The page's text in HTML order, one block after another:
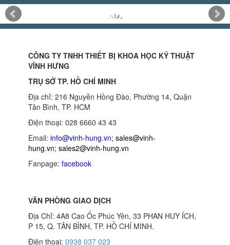
CÔNG TY TNHH THIẾT BỊ KHOA HỌC KỸ THUẬT
VĨNH HƯNG
TRỤ SỞ TP. HỒ CHÍ MINH
Địa chỉ: 216 Nguyễn Hồng Đào, Phường 14, Quận
Tân Bình, TP. HCM
Điện thoại: 028 6660 43 43
Email: info@vinh-hung.vn; sales@vinh-
hung.vn; sales2@vinh-hung.vn
Fanpage: facebook
VĂN PHÒNG GIAO DỊCH
Địa Chỉ: 4A8 Cao Ốc Phúc Yên, 33 PHAN HUY ÍCH,
P 15, Q. TÂN BÌNH, TP. HỒ CHÍ MINH.
Điện thoại: 0938 037 023